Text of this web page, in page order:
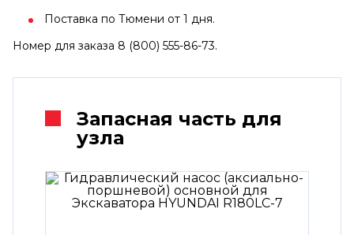
Поставка по Тюмени от 1 дня.
Номер для заказа 8 (800) 555-86-73.
Запасная часть для
узла